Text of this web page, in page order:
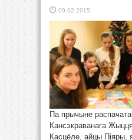
09.02.2015
Па прычыне
Кансэкраванага
Касцёле, айцы Піяры,